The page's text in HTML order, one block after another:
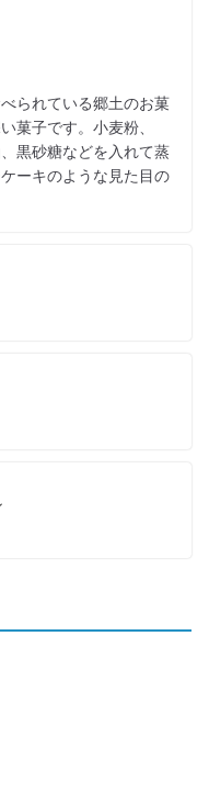
られている郷土のお菓
菓子です。小麦粉、
黒砂糖などを入れて蒸
ーキのような見た目の